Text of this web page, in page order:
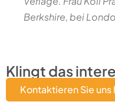
Berkshire, bei
Klingt das
Kontaktieren Sie uns